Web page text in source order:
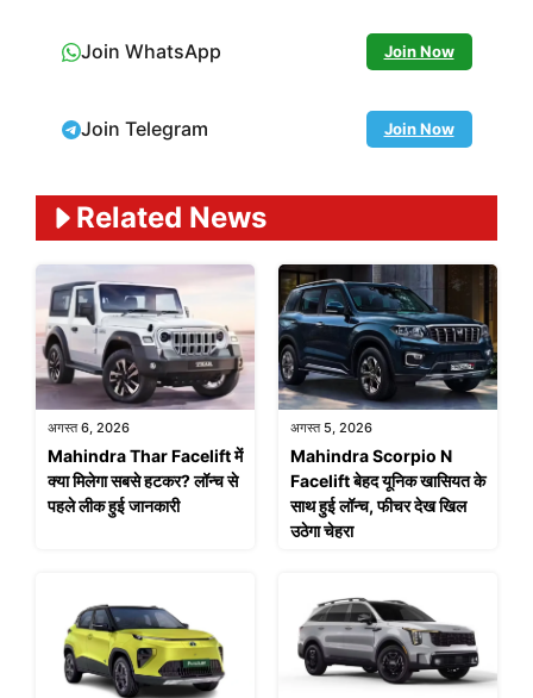
Join WhatsApp Join Now
Join Telegram Join Now
Related News
अगस्त 6, 2026
Mahindra Thar Facelift में
क्या मिलेगा सबसे हटकर? लॉन्च से
पहले लीक हुई जानकारी
अगस्त 5, 2026
Mahindra Scorpio N
Facelift बेहद यूनिक खासियत के
साथ हुई लॉन्च, फीचर देख खिल
उठेगा चेहरा